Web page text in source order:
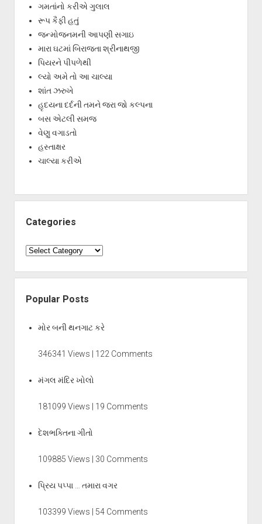
ગમતાંનો કરીએ ગુલાલ
રૂપ કૈફી હતું
જન્મોજનમની આપણી સગાઇ
મારા ઘટમાં બિરાજતા શ્રીનાથજી
પિયરને પીપળેથી
લ્યો અમે તો આ ચાલ્યા
શાંત ઝરુખે
હૃદયના દર્દની તમને જરા જો કલ્પના
બસ એટલી સમજ
વેણુ વગાડતો
હસ્તાક્ષર
ચાલ્યા કરીએ
Categories
Categories
Popular Posts
મોર બની થનગાટ કરે
346341 Views | 122 Comments
મંગલ મંદિર ખોલો
181099 Views | 19 Comments
દેશભક્તિના ગીતો
109885 Views | 30 Comments
પ્રિય પપ્પા … તમારા વગર
103399 Views | 54 Comments